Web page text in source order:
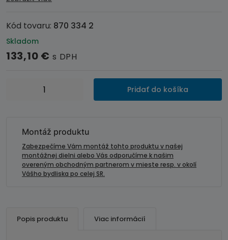
Kód tovaru: 870 334 2
Skladom
133,10 € s DPH
množstvo
mobilu
Mercedes
Pridať do košíka
Montáž produktu
Zabezpečíme Vám montáž tohto produktu v našej
montážnej dielni alebo Vás odporučíme k našim
overeným obchodným partnerom v mieste resp. v okolí
Vášho bydliska po celej SR.
Popis produktu Viac informácií